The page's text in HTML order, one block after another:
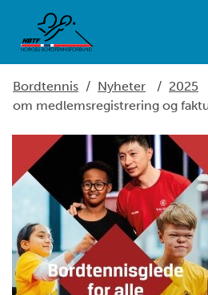
Bordtennis / Nyheter / 2025
om medlemsregistrering og